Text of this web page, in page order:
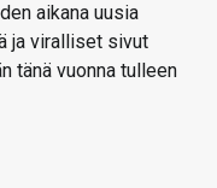
aikana uusia
ja viralliset sivut
tänä vuonna tulleen